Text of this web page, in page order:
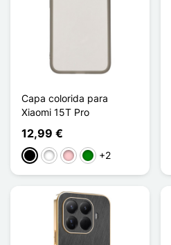
Capa colorida para
Xiaomi 15T Pro
12,99 €
PretoBrancoRosaVerde
+2